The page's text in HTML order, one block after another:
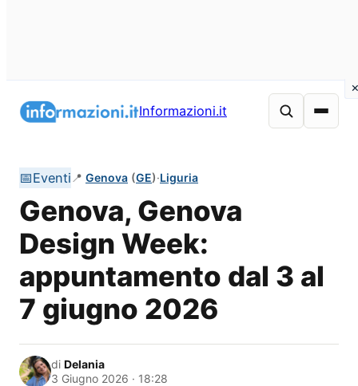
Informazioni.it
📅Eventi 📍 Genova (GE)·Liguria
Genova, Genova
Design Week:
appuntamento dal 3 al
7 giugno 2026
di Delania
3 Giugno 2026 · 18:28